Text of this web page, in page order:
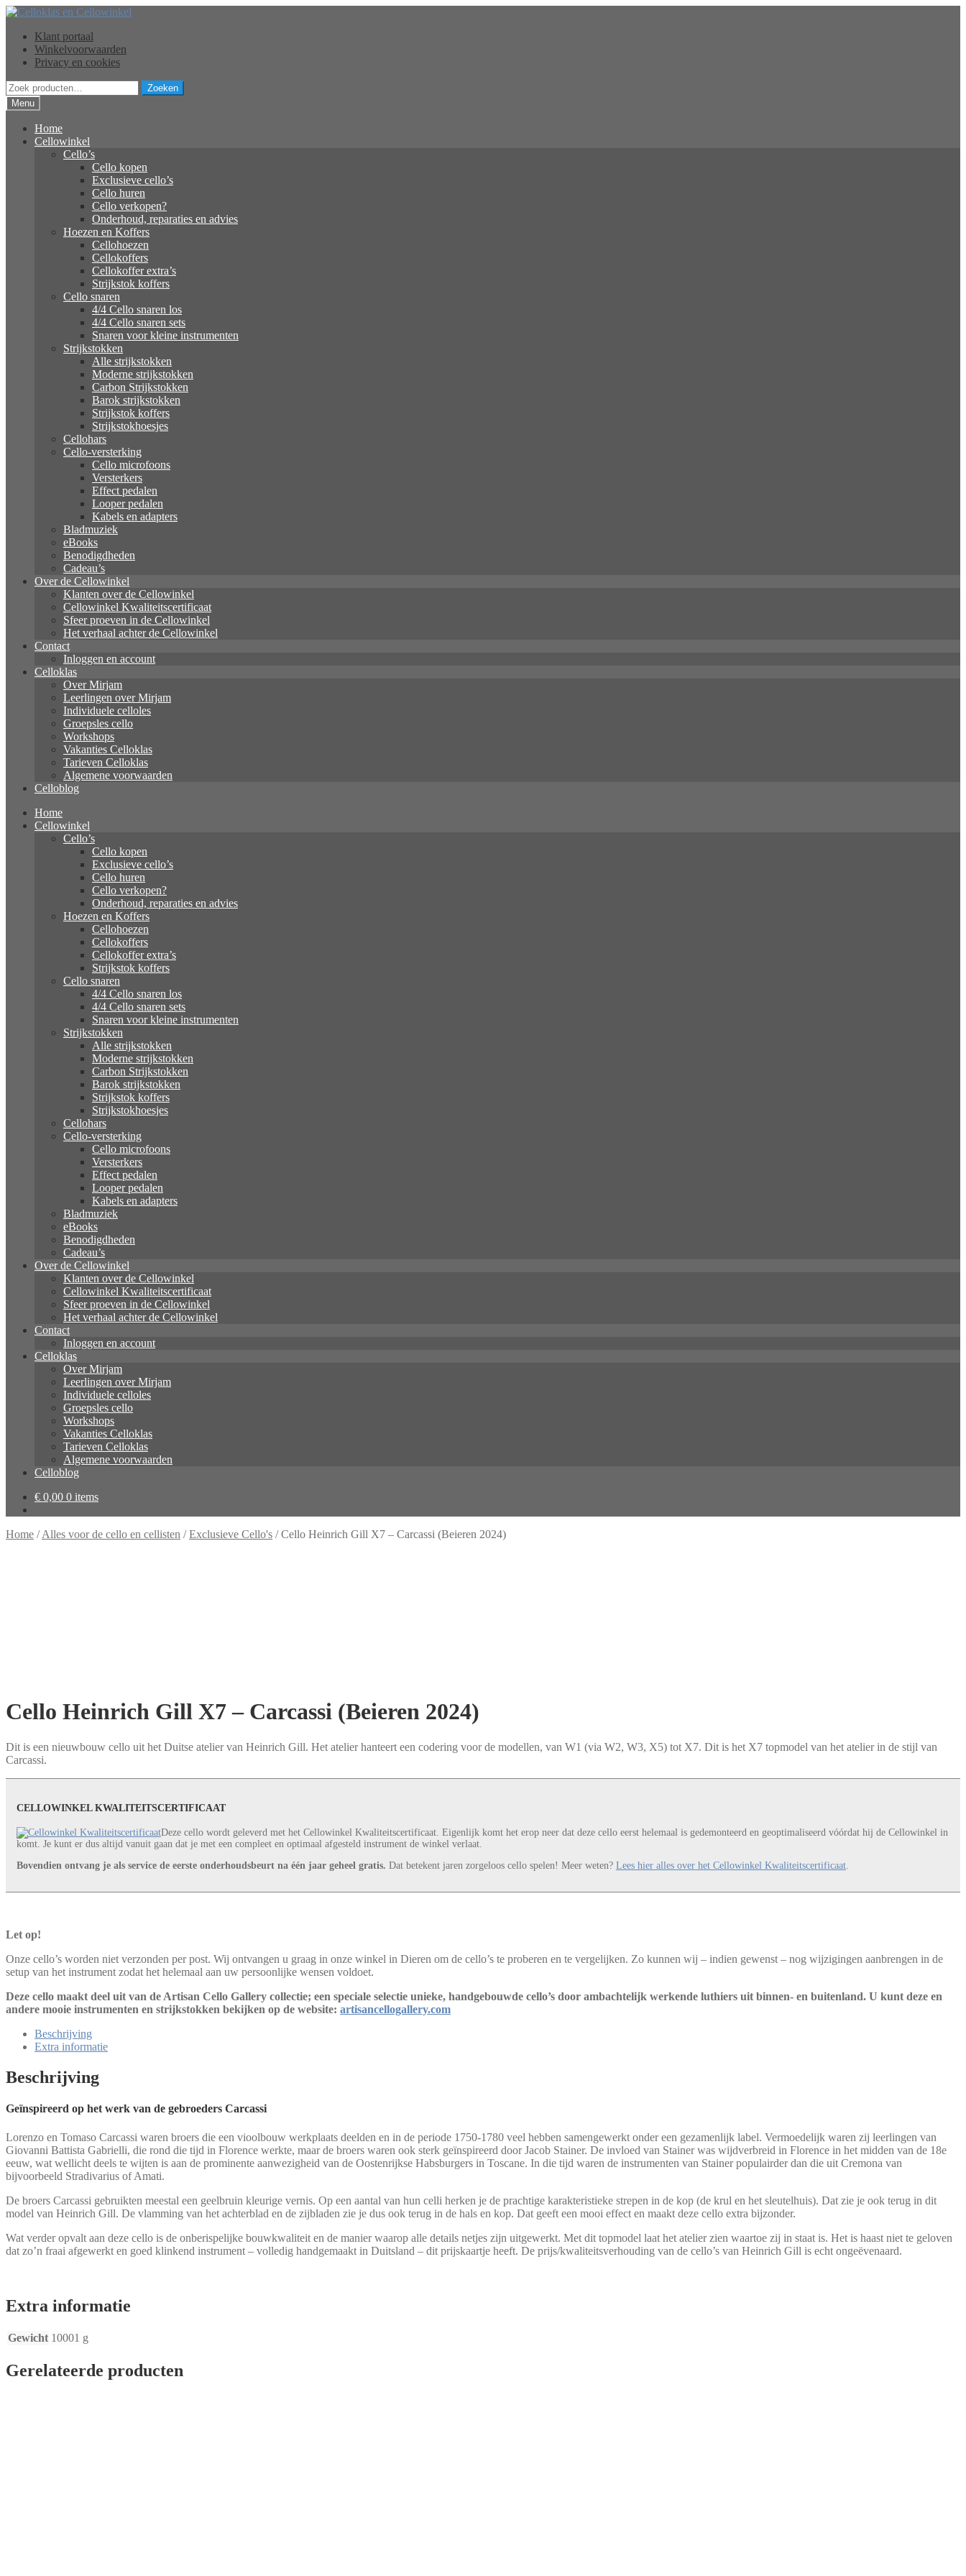
Ga
naar
navigatie
Ga
inhoud
Klant portaal
Winkelvoorwaarden
Privacy en cookies
Zoeken
naar:
Zoeken
Menu
Home
Cellowinkel
Cello’s
Cello kopen
Exclusieve cello’s
Cello huren
Cello verkopen?
Onderhoud, reparaties en advies
Hoezen en Koffers
Cellohoezen
Cellokoffers
Cellokoffer extra’s
Strijkstok koffers
Cello snaren
4/4 Cello snaren los
4/4 Cello snaren sets
Snaren voor kleine instrumenten
Strijkstokken
Alle strijkstokken
Moderne strijkstokken
Carbon Strijkstokken
Barok strijkstokken
Strijkstok koffers
Strijkstokhoesjes
Cellohars
Cello-versterking
Cello microfoons
Versterkers
Effect pedalen
Looper pedalen
Kabels en adapters
Bladmuziek
eBooks
Benodigdheden
Cadeau’s
Over de Cellowinkel
Klanten over de Cellowinkel
Cellowinkel Kwaliteitscertificaat
Sfeer proeven in de Cellowinkel
Het verhaal achter de Cellowinkel
Contact
Inloggen en account
Celloklas
Over Mirjam
Leerlingen over Mirjam
Individuele celloles
Groepsles cello
Workshops
Vakanties Celloklas
Tarieven Celloklas
Algemene voorwaarden
Celloblog
Home
Cellowinkel
Cello’s
Cello kopen
Exclusieve cello’s
Cello huren
Cello verkopen?
Onderhoud, reparaties en advies
Hoezen en Koffers
Cellohoezen
Cellokoffers
Cellokoffer extra’s
Strijkstok koffers
Cello snaren
4/4 Cello snaren los
4/4 Cello snaren sets
Snaren voor kleine instrumenten
Strijkstokken
Alle strijkstokken
Moderne strijkstokken
Carbon Strijkstokken
Barok strijkstokken
Strijkstok koffers
Strijkstokhoesjes
Cellohars
Cello-versterking
Cello microfoons
Versterkers
Effect pedalen
Looper pedalen
Kabels en adapters
Bladmuziek
eBooks
Benodigdheden
Cadeau’s
Over de Cellowinkel
Klanten over de Cellowinkel
Cellowinkel Kwaliteitscertificaat
Sfeer proeven in de Cellowinkel
Het verhaal achter de Cellowinkel
Contact
Inloggen en account
Celloklas
Over Mirjam
Leerlingen over Mirjam
Individuele celloles
Groepsles cello
Workshops
Vakanties Celloklas
Tarieven Celloklas
Algemene voorwaarden
Celloblog
€ 0,00 0 items
Home /Alles voor de cello en cellisten /Exclusieve Cello's /Cello Heinrich Gill X7 – Carcassi (Beieren 2024)
Cello Heinrich Gill X7 – Carcassi (Beieren 2024)
Dit is een nieuwbouw cello uit het Duitse atelier van Heinrich Gill. Het atelier hanteert een codering voor de modellen, van W1 (via W2, W3, X5) tot X7. Dit is het X7 topmodel van het atelier in de stijl van
Carcassi.
CELLOWINKEL KWALITEITSCERTIFICAAT
Deze cello wordt geleverd met het Cellowinkel Kwaliteitscertificaat. Eigenlijk komt het erop neer dat deze cello eerst helemaal is gedemonteerd en geoptimaliseerd vóórdat hij de Cellowinkel in
komt. Je kunt er dus altijd vanuit gaan dat je met een compleet en optimaal afgesteld instrument de winkel verlaat.
Bovendien ontvang je als service de eerste onderhoudsbeurt na één jaar geheel gratis. Dat betekent jaren zorgeloos cello spelen! Meer weten? Lees hier alles over het Cellowinkel Kwaliteitscertificaat
Let op!
Onze cello’s worden niet verzonden per post. Wij ontvangen u graag in onze winkel in Dieren om de cello’s te proberen en te vergelijken. Zo kunnen wij – indien gewenst – nog wijzigingen aanbrengen in de
setup van het instrument zodat het helemaal aan uw persoonlijke wensen voldoet.
Deze cello maakt deel uit van de Artisan Cello Gallery collectie; een speciale selectie unieke, handgebouwde cello’s door ambachtelijk werkende luthiers uit binnen- en buitenland. U kunt deze en
andere mooie instrumenten en strijkstokken bekijken op de website: artisancellogallery.com
Beschrijving
Extra informatie
Beschrijving
Geïnspireerd op het werk van de gebroeders Carcassi
Lorenzo en Tomaso Carcassi waren broers die een vioolbouw werkplaats deelden en in de periode 1750-1780 veel hebben samengewerkt onder een gezamenlijk label. Vermoedelijk waren zij leerlingen van
Giovanni Battista Gabrielli, die rond die tijd in Florence werkte, maar de broers waren ook sterk geïnspireerd door Jacob Stainer. De invloed van Stainer was wijdverbreid in Florence in het midden van de 18e
eeuw, wat wellicht deels te wijten is aan de prominente aanwezigheid van de Oostenrijkse Habsburgers in Toscane. In die tijd waren de instrumenten van Stainer populairder dan die uit Cremona van
bijvoorbeeld Stradivarius of Amati.
De broers Carcassi gebruikten meestal een geelbruin kleurige vernis. Op een aantal van hun celli herken je de prachtige karakteristieke strepen in de kop (de krul en het sleutelhuis). Dat zie je ook terug in dit
model van Heinrich Gill. De vlamming van het achterblad en de zijbladen zie je dus ook terug in de hals en kop. Dat geeft een mooi effect en maakt deze cello extra bijzonder.
Wat verder opvalt aan deze cello is de onberispelijke bouwkwaliteit en de manier waarop alle details netjes zijn uitgewerkt. Met dit topmodel laat het atelier zien waartoe zij in staat is. Het is haast niet te geloven
dat zo’n fraai afgewerkt en goed klinkend instrument – volledig handgemaakt in Duitsland – dit prijskaartje heeft. De prijs/kwaliteitsverhouding van de cello’s van Heinrich Gill is echt ongeëvenaard.
Extra informatie
Gewicht 10001 g
Gerelateerde producten